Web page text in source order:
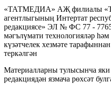
«ТАТМЕДИА» АҖ филиалы
агентлыгының Интертат
редакциясе» ЭЛ № ФС 77 -
мәгълүмати технологияләр
күзәтчелек хезмәте
теркәлгән
Материалларны тулысынча
редакциядән язмача рөхсәт